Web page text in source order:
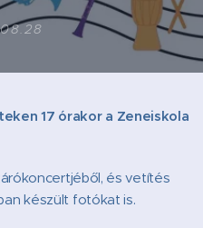
17 órakor a Zeneiskola
és vetítés
készült fotókat is.